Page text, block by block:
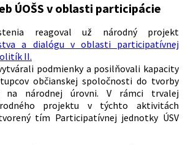
ÚOŠS v oblasti participácie
reagoval už národný projekt
a dialógu v oblasti participatívnej
II.
podmienky a posilňovali kapacity
občianskej spoločnosti do tvorby
na národnej úrovni. V rámci trvalej
projektu v týchto aktivitách
tím Participatívnej jednotky ÚSV